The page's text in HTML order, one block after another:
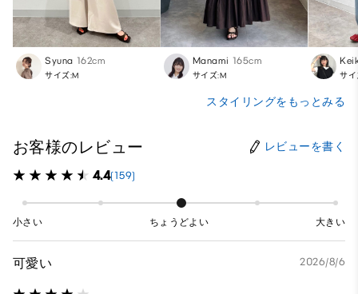
Syuna 162cm
サイズ:M
Manami 165cm
サイズ:M サ
スタイリングをもっとみる
お客様のレビュー レビューを書く
4.4(159)
小さい ちょうどよい 大きい
可愛い 2026/8/6